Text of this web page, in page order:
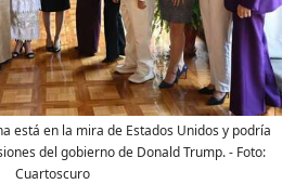
está en la mira de Estados Unidos y podría
del gobierno de Donald Trump.- Foto:
Cuartoscuro